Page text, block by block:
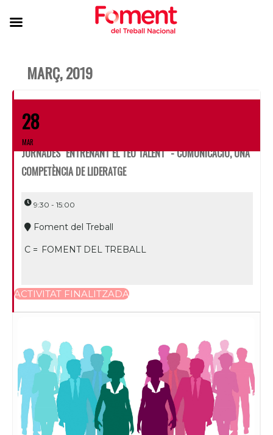
MARÇ, 2019
28
MAR
JORNADES "ENTRENANT EL TEU TALENT" - COMUNICACIÓ, UNA
COMPETÈNCIA DE LIDERATGE
9:30 - 15:00
Foment del Treball
C = FOMENT DEL TREBALL
ACTIVITAT FINALITZADA